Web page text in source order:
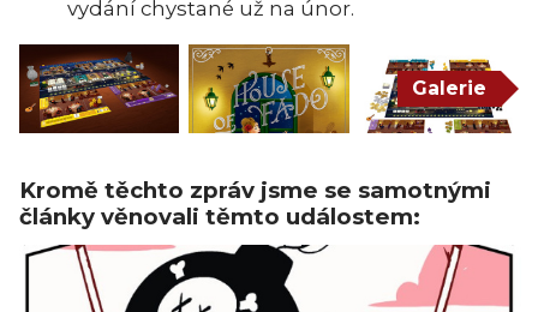
vydání chystané už na únor.
Galerie
Kromě těchto zpráv jsme se samotnými
články věnovali těmto událostem: